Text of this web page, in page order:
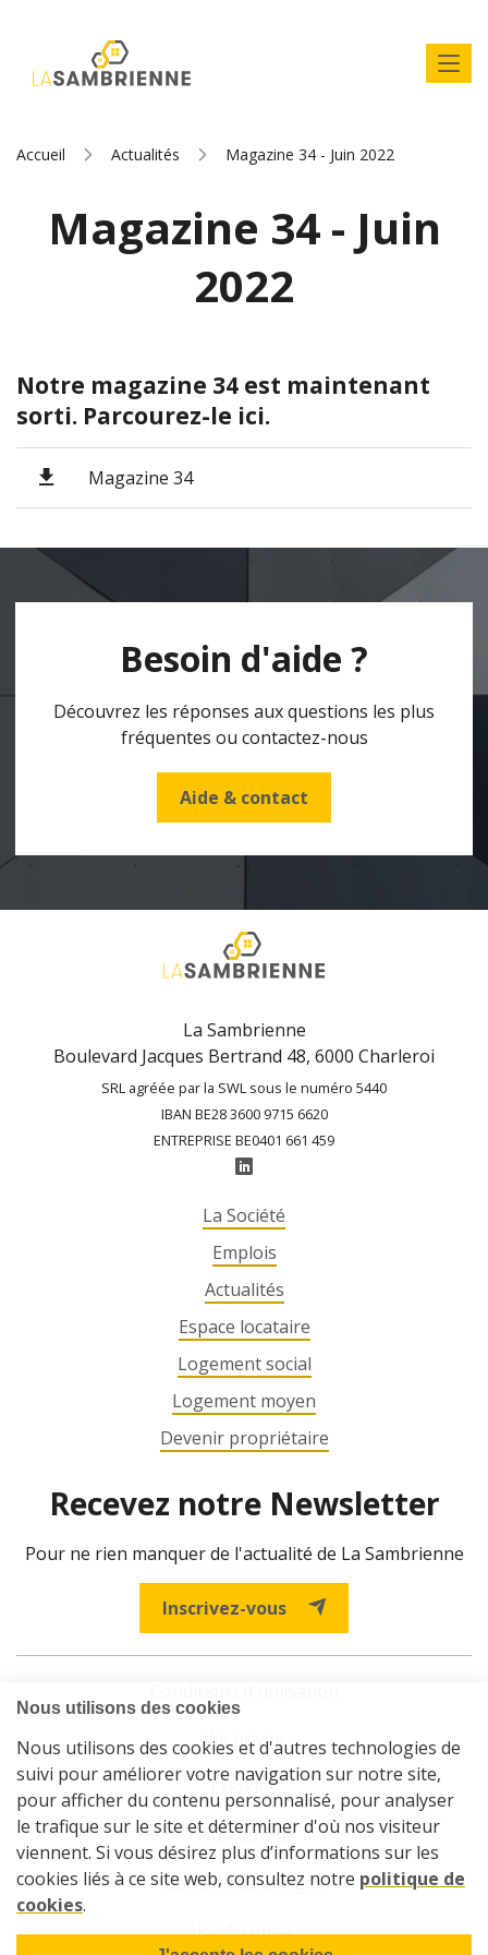
Accueil Actualités Magazine 34 - Juin 2022
Magazine 34 - Juin
2022
Notre magazine 34 est maintenant
sorti. Parcourez-le ici.
Magazine 34
Besoin d'aide ?
Découvrez les réponses aux questions les plus
fréquentes ou contactez-nous
Aide & contact
La Sambrienne
Boulevard Jacques Bertrand 48, 6000 Charleroi
SRL agréée par la SWL sous le numéro 5440
IBAN BE28 3600 9715 6620
ENTREPRISE BE0401 661 459
La Société
Emplois
Actualités
Espace locataire
Logement social
Logement moyen
Devenir propriétaire
Recevez notre Newsletter
Pour ne rien manquer de l'actualité de La Sambrienne
Inscrivez-vous
Vie privée
Cookies
Plan du site
Démarches en ligne
Aide & contact